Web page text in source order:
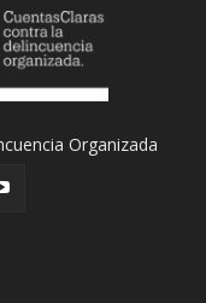
Organizada